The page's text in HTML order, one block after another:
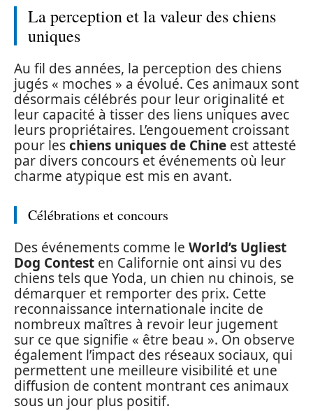
La perception et la valeur des chiens
uniques
Au fil des années, la perception des chiens
jugés « moches » a évolué. Ces animaux sont
désormais célébrés pour leur originalité et
leur capacité à tisser des liens uniques avec
leurs propriétaires. L’engouement croissant
pour leschiens uniques de Chine est attesté
par divers concours et événements où leur
charme atypique est mis en avant.
Célébrations et concours
Des événements comme le World’s Ugliest
Dog Contest en Californie ont ainsi vu des
chiens tels que Yoda, un chien nu chinois, se
démarquer et remporter des prix. Cette
reconnaissance internationale incite de
nombreux maîtres à revoir leur jugement
sur ce que signifie « être beau ». On observe
également l’impact des réseaux sociaux, qui
permettent une meilleure visibilité et une
diffusion de content montrant ces animaux
sous un jour plus positif.